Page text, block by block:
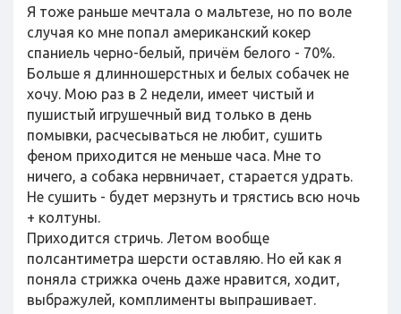
Я тоже раньше мечтала о мальтезе, но по воле
случая ко мне попал американский кокер
спаниель черно-белый, причём белого - 70%.
Больше я длинношерстных и белых собачек не
хочу. Мою раз в 2 недели, имеет чистый и
пушистый игрушечный вид только в день
помывки, расчесываться не любит, сушить
феном приходится не меньше часа. Мне то
ничего, а собака нервничает, старается удрать.
Не сушить - будет мерзнуть и трястись всю ночь
+ колтуны.
Приходится стричь. Летом вообще
полсантиметра шерсти оставляю. Но ей как я
поняла стрижка очень даже нравится, ходит,
выбражулей, комплименты выпрашивает.